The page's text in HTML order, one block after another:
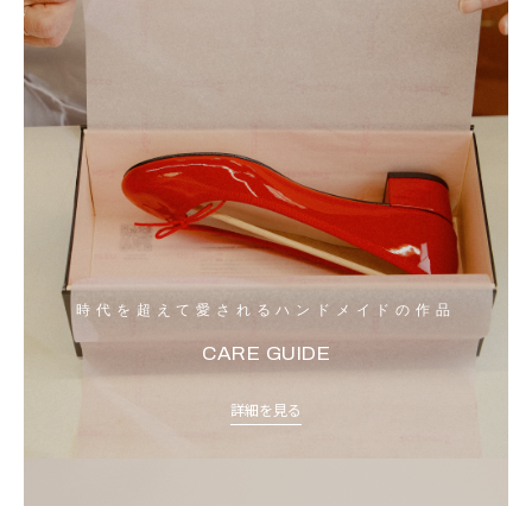
時代を超えて愛されるハンドメイドの作品
CARE GUIDE
詳細を見る